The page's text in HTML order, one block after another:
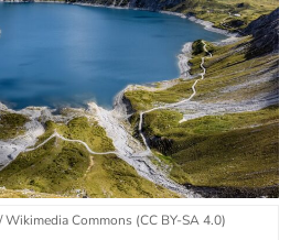
Wikimedia Commons (CC BY-SA 4.0)